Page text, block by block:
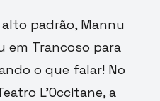
padrão, Mannu
em Trancoso para
o que falar! No
L’Occitane, a